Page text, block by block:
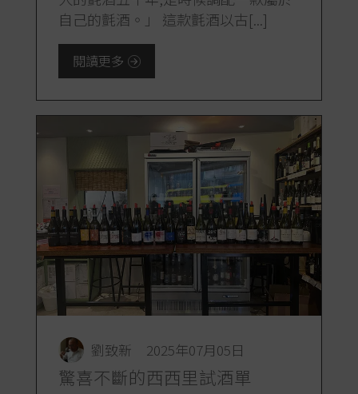
自己的氈酒。」 這款氈酒以古[...]
閱讀更多
劉致新 2025年07月05日
驚喜不斷的西西里試酒單